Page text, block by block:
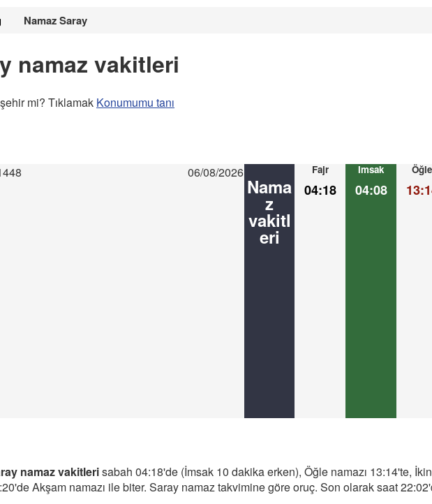
Namaz Saray
namaz vakitleri
mi? Tıklamak Konumumu tanı
06/08/2026
Nama
z
vakitl
eri
Fajr
04:18
Imsak
04:08
Öğle
namaz vakitlerisabah 04:18'de (İmsak 10 dakika erken), Öğle namazı 13:14'te,
Akşam namazı ile biter. Saray namaz takvimine göre oruç. Son olarak saat